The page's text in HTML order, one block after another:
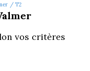
T2
vos critères